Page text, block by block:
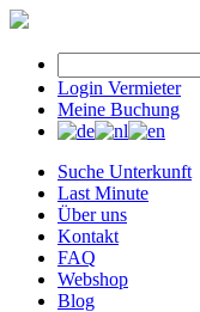
Login Vermieter
Meine Buchung
Suche Unterkunft
Last Minute
Über uns
Kontakt
FAQ
Webshop
Blog